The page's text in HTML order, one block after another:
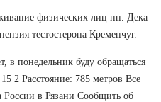
физических лиц пн. Дека
тестостерона Кременчуг.
в понедельник буду обращаться
2 Расстояние: 785 метров Все
России в Рязани Сообщить об